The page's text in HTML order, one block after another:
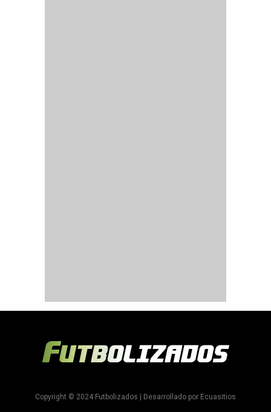
Copyright © 2024 Futbolizados | Desarrollado por Ecuasitios